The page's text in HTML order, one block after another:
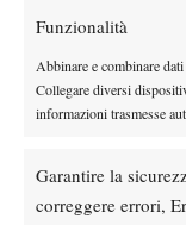
Funzionalità
Abbinare e combinare
Collegare diversi
informazioni trasmesse
Garantire la
correggere errori,
10268 del 15/09/
Editore:VIBES